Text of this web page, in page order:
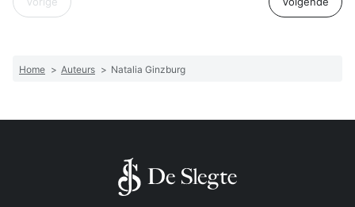
Home > Auteurs > Natalia Ginzburg